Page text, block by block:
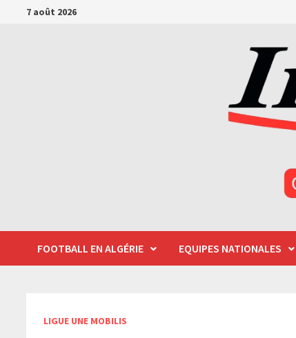
Passer7 août 2026
FOOTBALL EN ALGÉRIE EQUIPES NATIONALES
LIGUE UNE MOBILIS